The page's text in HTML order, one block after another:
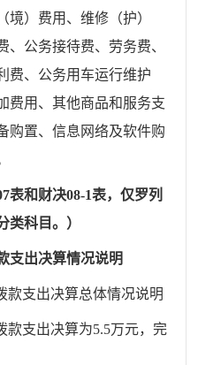
境）费用、维修（护）
、公务接待费、劳务费、
费、公务用车运行维护
费用、其他商品和服务支
购置、信息网络及软件购
7表和财决08-1表，仅罗列
类科目。）
支出决算情况说明
款支出决算总体情况说明
款支出决算为5.5万元，完